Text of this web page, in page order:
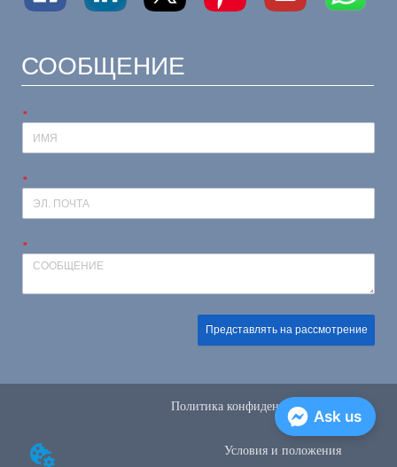
СООБЩЕНИЕ
*
*
*
Представлять на рассмотрение
Политика конфиденциальности
Условия и положения
Ask us